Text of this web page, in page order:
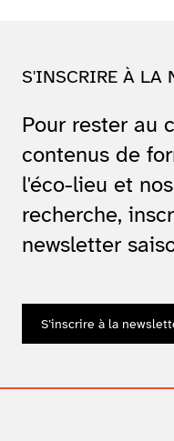
S'INSCRIRE À LA
Pour rester au
contenus de
l'éco-lieu et
recherche,
newsletter
S’inscrire à la